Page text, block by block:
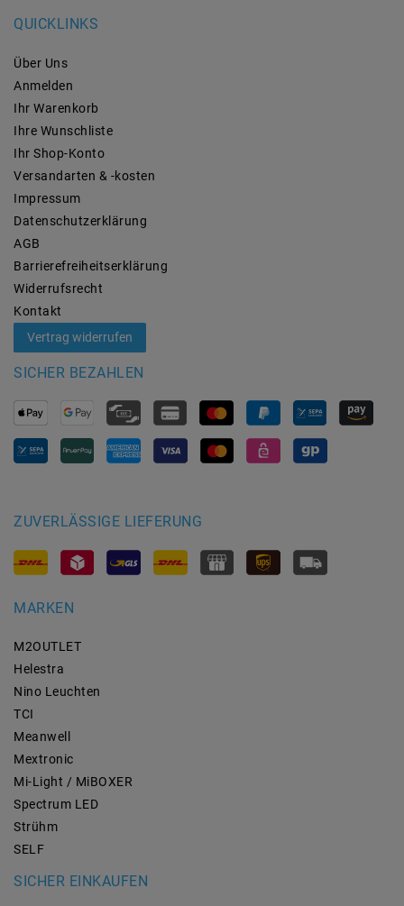
QUICKLINKS
Über Uns
Anmelden
Ihr Warenkorb
Ihre Wunschliste
Ihr Shop-Konto
Versandarten & -kosten
Impressum
Daten­schutz­erklärung
AGB
Barrierefreiheitserklärung
Widerrufs­recht
Kontakt
Vertrag widerrufen
SICHER BEZAHLEN
ZUVERLÄSSIGE LIEFERUNG
MARKEN
M2OUTLET
Helestra
Nino Leuchten
TCI
Meanwell
Mextronic
Mi-Light / MiBOXER
Spectrum LED
Strühm
SELF
SICHER EINKAUFEN